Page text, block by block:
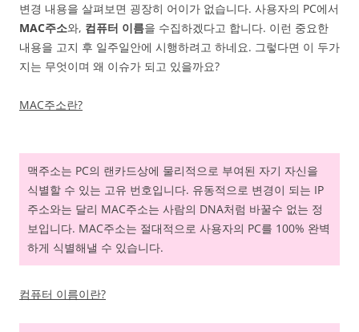
변경 내용을 살펴보면 굉장히 어이가 없습니다. 사용자의 PC에서
MAC주소와, 컴퓨터 이름을 수집하겠다고 합니다. 이런 중요한
내용을 고지 후 일주일안에 시행하려고 하네요. 그렇다면 이 두가
지는 무엇이며 왜 이슈가 되고 있을까요?
MAC주소란?
맥주소는 PC의 랜카드상에 물리적으로 부여된 자기 자신을
식별할 수 있는 고유 번호입니다. 유동적으로 변경이 되는 IP
주소와는 달리 MAC주소는 사람의 DNA처럼 바꿀수 없는 정
보입니다. MAC주소는 절대적으로 사용자의 PC를 100% 완벽
하게 식별해낼 수 있습니다.
컴퓨터 이름이란?